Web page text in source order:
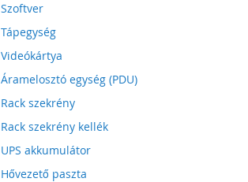
Szoftver
Tápegység
Videókártya
Áramelosztó egység (PDU)
Rack szekrény
Rack szekrény kellék
UPS akkumulátor
Hővezető paszta